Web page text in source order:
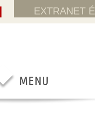
EXTRANET